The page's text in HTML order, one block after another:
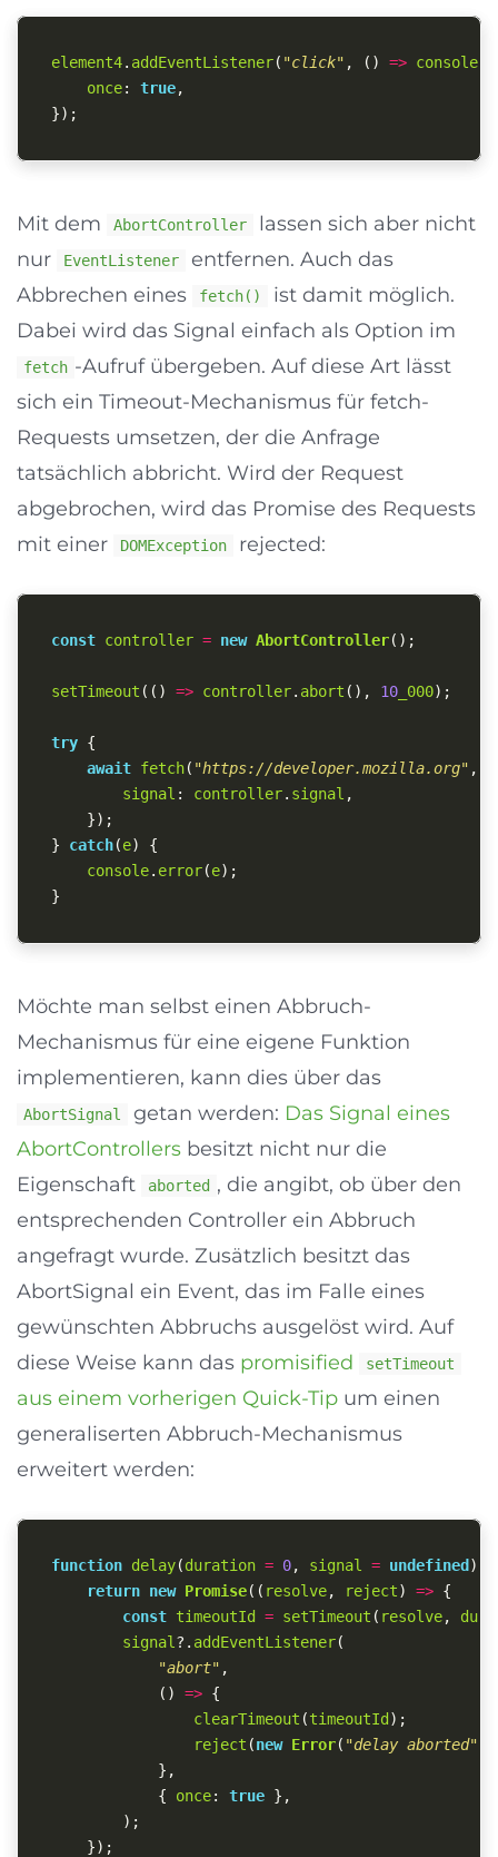
element4. addEventListener( "click" , () => console
once: true,
});
Mit dem AbortController
lassen sich aber nicht
nur
EventListener
entfernen. Auch das
Abbrechen eines
fetch()
ist damit möglich.
Dabei wird das Signal einfach als Option im
fetch -Aufruf übergeben. Auf diese Art lässt
sich ein Timeout-Mechanismus für fetch-
Requests umsetzen, der die Anfrage
tatsächlich abbricht. Wird der Request
abgebrochen, wird das Promise des Requests
mit einer
DOMException rejected:
const controller = new AbortController();
setTimeout (() => controller. abort (), 10 _000);
try {
await fetch( "https://developer.mozilla.org" ,
signal : controller. signal ,
});
}
catch(e)
{
console. error(e);
}
Möchte man selbst einen Abbruch-
Mechanismus für eine eigene Funktion
implementieren, kann dies über das
AbortSignal getan werden: Das Signal eines
AbortControllers besitzt nicht nur die
Eigenschaft
aborted , die angibt, ob über den
entsprechenden Controller ein Abbruch
angefragt wurde. Zusätzlich besitzt das
AbortSignal ein Event, das im Falle eines
gewünschten Abbruchs ausgelöst wird. Auf
diese Weise kann das promisified setTimeout
aus einem vorherigen Quick-Tip um einen
generaliserten Abbruch-Mechanismus
erweitert werden:
function delay(duration = 0, signal = undefined )
return new Promise(( resolve, reject) => {
const timeoutId = setTimeout ( resolve,
signal ?. addEventListener(
"abort" ,
()
=> {
clearTimeout (timeoutId );
reject (new Error( "delay aborted"
},
{
once: true },
);
});